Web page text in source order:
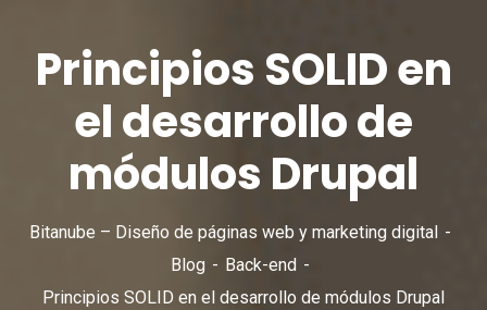
Principios SOLID en
el desarrollo de
módulos Drupal
Bitanube – Diseño de páginas web y marketing digital
Blog
Back-end
Principios SOLID en el desarrollo de módulos Drupal